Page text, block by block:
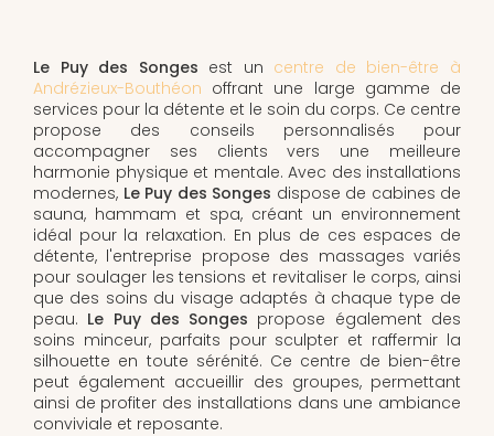
Le Puy des Songes est un centre de bien-être à
Andrézieux-Bouthéon offrant une large gamme de
services pour la détente et le soin du corps. Ce centre
propose des conseils personnalisés pour
accompagner ses clients vers une meilleure
harmonie physique et mentale. Avec des installations
modernes, Le Puy des Songes dispose de cabines de
sauna, hammam et spa, créant un environnement
idéal pour la relaxation. En plus de ces espaces de
détente, l'entreprise propose des massages variés
pour soulager les tensions et revitaliser le corps, ainsi
que des soins du visage adaptés à chaque type de
peau. Le Puy des Songes propose également des
soins minceur, parfaits pour sculpter et raffermir la
silhouette en toute sérénité. Ce centre de bien-être
peut également accueillir des groupes, permettant
ainsi de profiter des installations dans une ambiance
conviviale et reposante.